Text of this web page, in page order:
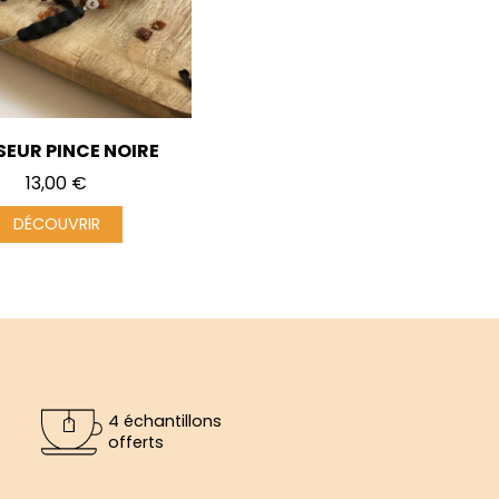
PINCE NOIRE
Prix
13,00 €
DÉCOUVRIR
4 échantillons
offerts